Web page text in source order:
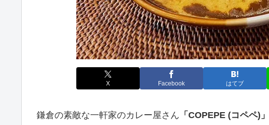
X Facebook はてブ
鎌倉の素敵な一軒家のカレー屋さん 「COPEPE (コペペ)」